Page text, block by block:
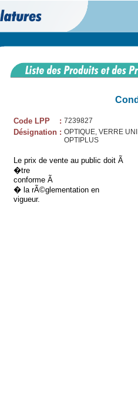
Code LPP : 7239827
Désignation : OPTIQUE, VERRE
OPTIPLUS
Le prix de vente au public doit Ã
�tre
conforme Ã
� la rÃ©glementation en
vigueur.